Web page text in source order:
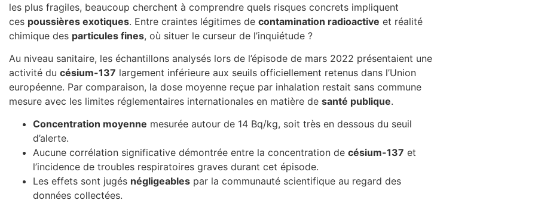
les plus fragiles, beaucoup cherchent à comprendre quels risques concrets impliquent
ces poussières exotiques. Entre craintes légitimes de contamination radioactive et réalité
chimique des particules fines, où situer le curseur de l’inquiétude ?
Au niveau sanitaire, les échantillons analysés lors de l’épisode de mars 2022 présentaient une
activité du césium-137 largement inférieure aux seuils officiellement retenus dans l’Union
européenne. Par comparaison, la dose moyenne reçue par inhalation restait sans commune
mesure avec les limites réglementaires internationales en matière de santé publique.
Concentration moyenne mesurée autour de 14 Bq/kg, soit très en dessous du seuil
d’alerte.
Aucune corrélation significative démontrée entre la concentration de césium-137 et
l’incidence de troubles respiratoires graves durant cet épisode.
Les effets sont jugés négligeables par la communauté scientifique au regard des
données collectées.